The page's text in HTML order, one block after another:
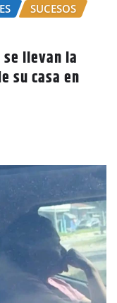
SUCESOS
llevan la
su casa en